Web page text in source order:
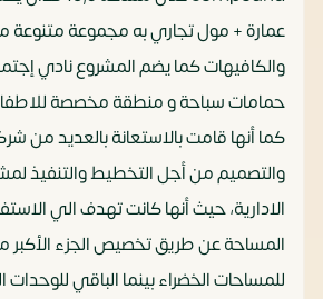
عمارة + مول تجاري به مجموعة متنوعة
والكافيهات كما يضم المشروع نادي
حمامات سباحة و منطقة مخصصة
كما أنها قامت بالاستعانة بالعديد من
والتصميم من أجل التخطيط والتنفيذ
الادارية، حيث أنها كانت تهدف الي
المساحة عن طريق تخصيص الجزء الأكبر
للمساحات الخضراء بينما الباقي للوحدات